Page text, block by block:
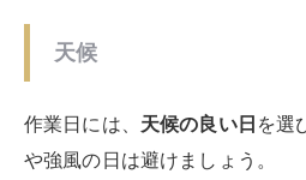
危険性
作業は、はしごを支えたり、物
員とペアで行う必要があります。